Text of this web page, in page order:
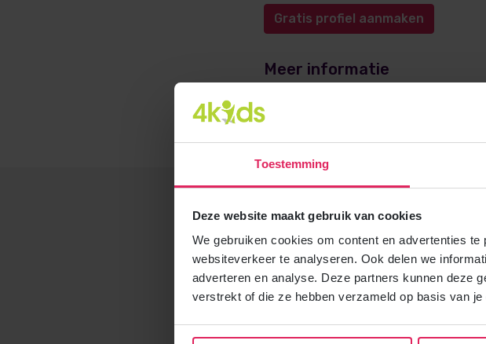
Toestemming
Deze website maakt gebruik van cookies
We gebruiken cookies om content en advertenties
websiteverkeer te analyseren. Ook delen we
adverteren en analyse. Deze partners kunnen deze
verstrekt of die ze hebben verzameld op basis van
Gratis profiel aanmaken
Meer informatie
opvangadvies@4kids.nl